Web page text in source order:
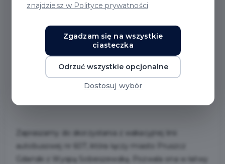
Zapraszamy do skorzystania z wakacyjnej linii
autobusowej nr 607, która łączy miasto Pruszcz
Gdański z Wyspą Sobieszewską. Pozwala ona w łatwy
znajdziesz w Polityce prywatności
Zgadzam się na wszystkie
ciasteczka
Odrzuć wszystkie opcjonalne
Dostosuj wybór